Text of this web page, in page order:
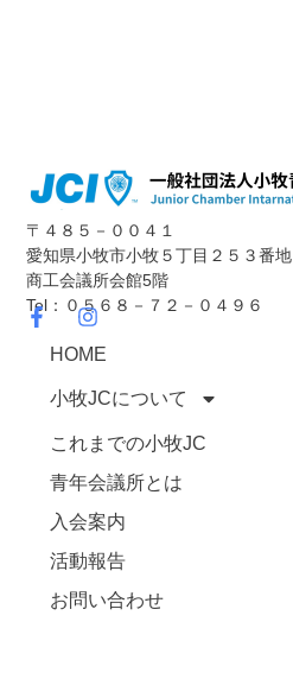
〒４８５－００４１
愛知県小牧市小牧５丁目２５３番地
商工会議所会館5階
Tel：０５６８－７２－０４９６
HOME
小牧JCについて
これまでの小牧JC
青年会議所とは
入会案内
活動報告
お問い合わせ